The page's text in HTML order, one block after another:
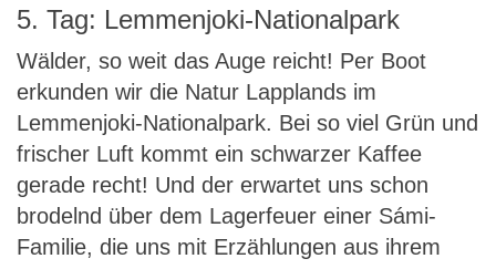
5. Tag: Lemmenjoki-Nationalpark
Wälder, so weit das Auge reicht! Per Boot
erkunden wir die Natur Lapplands im
Lemmenjoki-Nationalpark. Bei so viel Grün und
frischer Luft kommt ein schwarzer Kaffee
gerade recht! Und der erwartet uns schon
brodelnd über dem Lagerfeuer einer Sámi-
Familie, die uns mit Erzählungen aus ihrem